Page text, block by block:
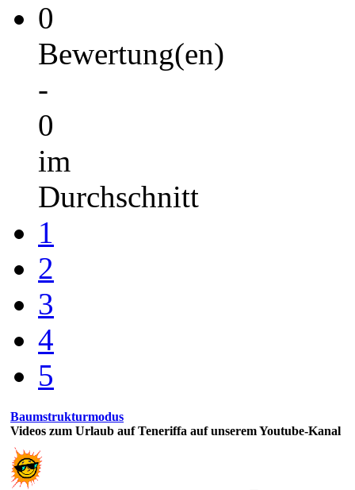
0
Bewertung(en)
-
0
im
Durchschnitt
1
2
3
4
5
Baumstrukturmodus
Videos zum Urlaub auf Teneriffa auf unserem Youtube-Kanal